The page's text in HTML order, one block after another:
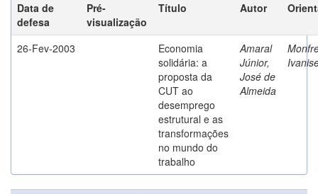
Data de
defesa
Pré-
visualização
Título Autor
26-Fev-2003
Economia
solidária: a
proposta da
CUT ao
desemprego
estrutural e as
transformações
no mundo do
trabalho
Amaral
Júnior,
José de
Almeida